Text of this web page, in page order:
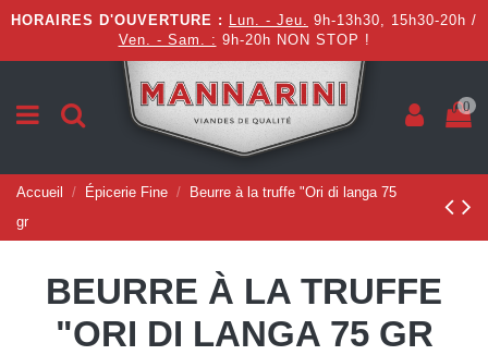
HORAIRES D'OUVERTURE : Lun. - Jeu. 9h-13h30, 15h30-20h /
Ven. - Sam. : 9h-20h NON STOP !
0
Accueil Épicerie Fine
Beurre à la truffe "Ori di langa 75
gr
BEURRE À LA TRUFFE
"ORI DI LANGA 75 GR